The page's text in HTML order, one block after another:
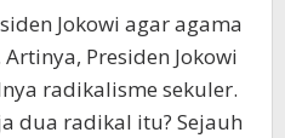
Jokowi agar agama
Presiden Jokowi
radikalisme sekuler.
dua radikal itu? Sejauh